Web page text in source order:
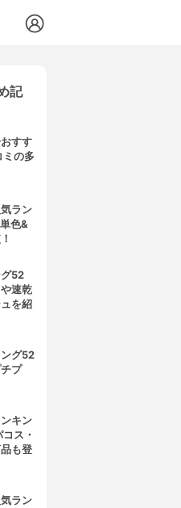
記
すす
ミの多
ラン
色&
52
速乾
を紹
グ52
プ
キン
ス・
も登
ラン